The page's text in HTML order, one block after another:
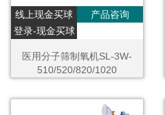
线上现金买球
登录-现金买球
产品咨询
医用分子筛制氧机SL-3W-
510/520/820/1020